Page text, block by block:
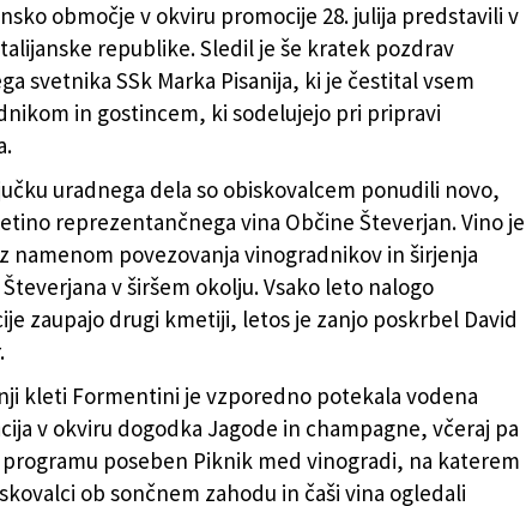
območje v okviru promocije 28. julija predstavili v
republike. Sledil je še kratek pozdrav
svetnika SSk Marka Pisanija, ki je čestital vsem
in gostincem, ki sodelujejo pri pripravi
uradnega dela so obiskovalcem ponudili novo,
reprezentančnega vina Občine Števerjan. Vino je
namenom povezovanja vinogradnikov in širjenja
v širšem okolju. Vsako leto nalogo
zaupajo drugi kmetiji, letos je zanjo poskrbel David
kleti Formentini je vzporedno potekala vodena
v okviru dogodka Jagode in champagne, včeraj pa
poseben Piknik med vinogradi, na katerem
ob sončnem zahodu in čaši vina ogledali